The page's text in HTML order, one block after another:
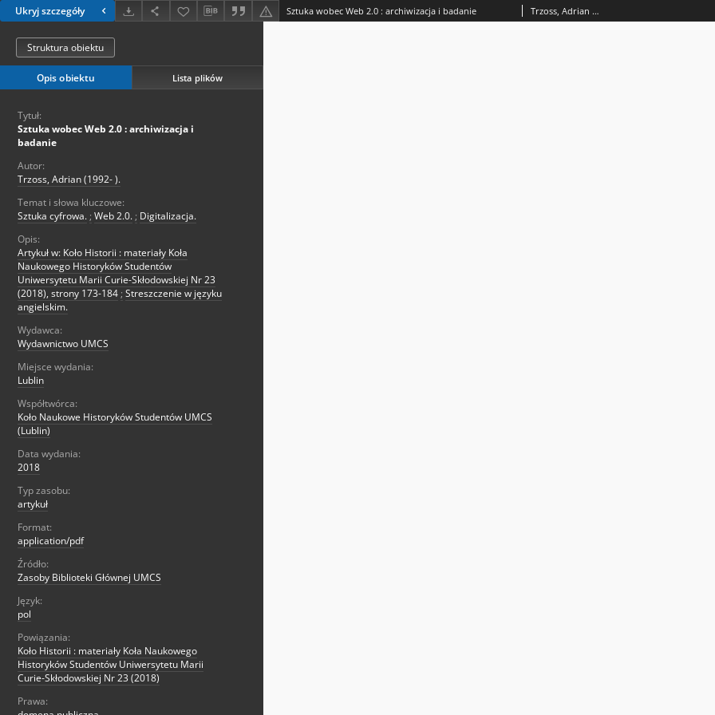
Ukryj szczegóły Sztuka wobec Web 2.0 : archiwizacja i badanie Trzoss, Adrian (1992- ).
Struktura obiektu
Opis obiektu Lista plików
Tytuł:
Sztuka wobec Web 2.0 : archiwizacja i
badanie
Autor:
Trzoss, Adrian (1992- ).
Temat i słowa kluczowe:
Sztuka cyfrowa. ; Web 2.0. ; Digitalizacja.
Opis:
Artykuł w: Koło Historii : materiały Koła
Naukowego Historyków Studentów
Uniwersytetu Marii Curie-Skłodowskiej Nr 23
(2018), strony 173-184 ; Streszczenie w języku
angielskim.
Wydawca:
Wydawnictwo UMCS
Miejsce wydania:
Lublin
Współtwórca:
Koło Naukowe Historyków Studentów UMCS
(Lublin)
Data wydania:
2018
Typ zasobu:
artykuł
Format:
application/pdf
Źródło:
Zasoby Biblioteki Głównej UMCS
Język:
pol
Powiązania:
Koło Historii : materiały Koła Naukowego
Historyków Studentów Uniwersytetu Marii
Curie-Skłodowskiej Nr 23 (2018)
Prawa: